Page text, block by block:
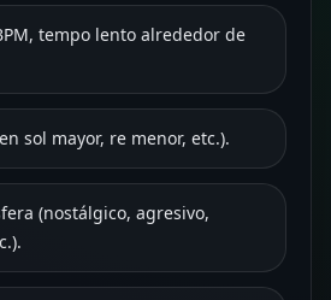
tempo lento alrededor de
sol mayor, re menor, etc.).
(nostálgico, agresivo,